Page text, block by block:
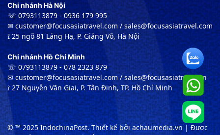
Chi nhánh Hà Nội
☏ 0793113879 - 0936 179 995
✉︎ customer@focusasiatravel.com / sales@focusasiatravel.com
⟟ 25 ngõ 81 Láng Hạ, P. Giảng Võ, Hà Nội
Chi nhánh Hồ Chí Minh
☏ 0793113879 - 078 2323 879
✉︎ customer@focusasiatravel.com / sales@focusasiatravel.vn
⟟ 27 Nguyễn Văn Giai, P. Tân Định, TP. Hồ Chí Minh
© ™ 2025 IndochinaPost. Thiết kế bởi achaumedia.vn | Được